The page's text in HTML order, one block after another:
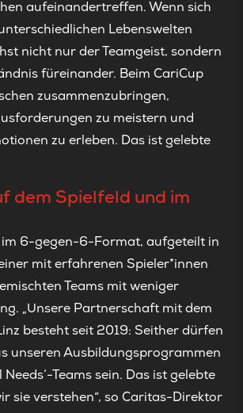
aufeinandertreffen. Wenn sich
Lebenswelten
nicht nur der Teamgeist, sondern
füreinander. Beim CariCup
zusammenzubringen,
zu meistern und
zu erleben. Das ist gelebte
dem Spielfeld und im
im 6-gegen-6-Format, aufgeteilt in
mit erfahrenen Spieler*innen
Teams mit weniger
„Unsere Partnerschaft mit dem
besteht seit 2019: Seither dürfen
unseren Ausbildungsprogrammen
Needs‘-Teams sein. Das ist gelebte
sie verstehen“, so Caritas-Direktor